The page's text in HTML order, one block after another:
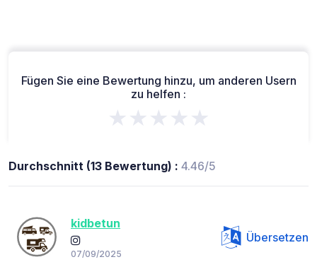
Fügen Sie eine Bewertung hinzu, um anderen Usern
zu helfen :
★★★★★
Durchschnitt (13 Bewertung) : 4.46/5
kidbetun
07/09/2025
Übersetzen